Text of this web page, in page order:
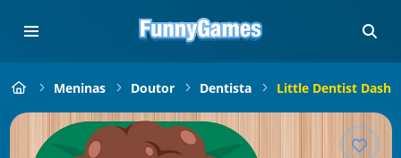
Meninas Doutor Dentista Little Dentist Dash